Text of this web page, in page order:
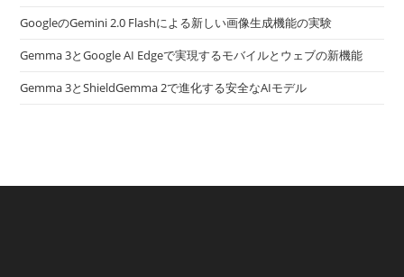
GoogleのGemini 2.0 Flashによる新しい画像生成機能の実験
Gemma 3とGoogle AI Edgeで実現するモバイルとウェブの新機能
Gemma 3とShieldGemma 2で進化する安全なAIモデル